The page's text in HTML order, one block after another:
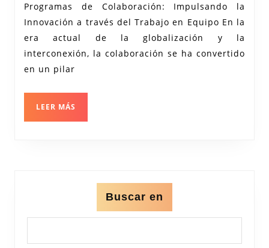
través
de
Programas
Programas de Colaboración: Impulsando la
Innovación a través del Trabajo en Equipo En la
era actual de la globalización y la
interconexión, la colaboración se ha convertido
en un pilar
LEER MÁS
Buscar en